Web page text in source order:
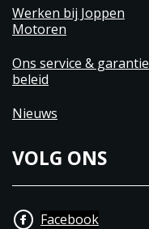
Werken bij Joppen
Motoren
Ons service & garantie
beleid
Nieuws
VOLG ONS
Facebook